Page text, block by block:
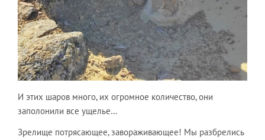
И этих шаров много, их огромное количество, они
заполонили все ущелье…
Зрелище потрясающее, завораживающее! Мы разбрелись